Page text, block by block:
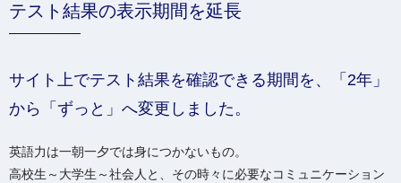
テスト結果の表示期間を延長
サイト上でテスト結果を確認できる期間を、「2年」
から「ずっと」へ変更しました。
英語力は一朝一夕では身につかないもの。
高校生～大学生～社会人と、その時々に必要なコミュニケーション